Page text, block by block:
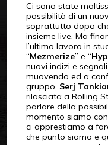
Ci sono state
possibilità di un
soprattutto dopo
insieme live. Ma
l’ultimo lavoro in
“Mezmerize” e “
nuovi indizi e
muovendo ed a
gruppo, Serj
rilasciata a Rolling
parlare della
momento siamo
ci apprestiamo a
che punto siamo e